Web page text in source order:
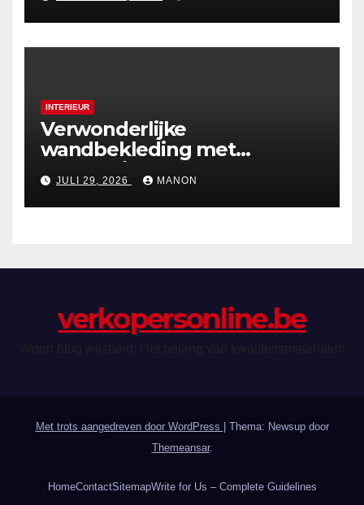
INTERIEUR
Verwonderlijke
wandbekleding met
holografische effecten
JULI 29, 2026 MANON
verkopersonline.be
Met trots aangedreven door WordPress | Thema: Newsup door
Themeansar.
HomeContactSitemapWrite for Us – Complete Guidelines